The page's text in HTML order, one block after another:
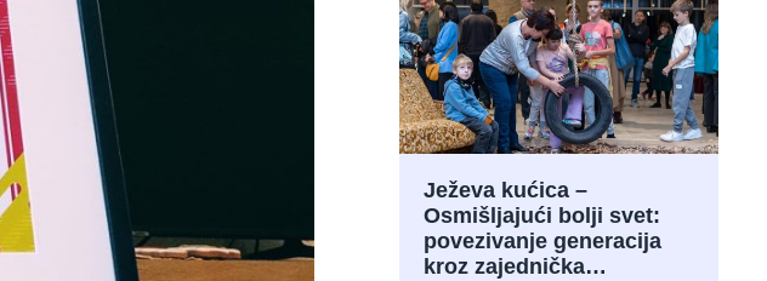
Ježeva kućica –
Osmišljajući bolji svet:
povezivanje generacija
kroz zajednička…